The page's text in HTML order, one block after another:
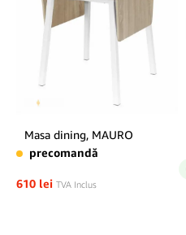
Masa dining, MAURO
precomandă
610 lei TVA Inclus